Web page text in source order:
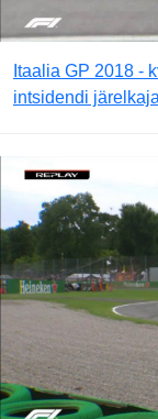
Itaalia GP 2018 -
intsidendi järelkaja